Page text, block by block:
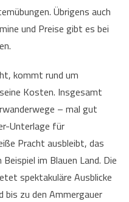
Übrigens auch
und Preise gibt es bei
kommt rund um
Kosten. Insgesamt
– mal gut
Unterlage für
Pracht ausbleibt, das
im Blauen Land. Die
spektakuläre Ausblicke
zu den Ammergauer